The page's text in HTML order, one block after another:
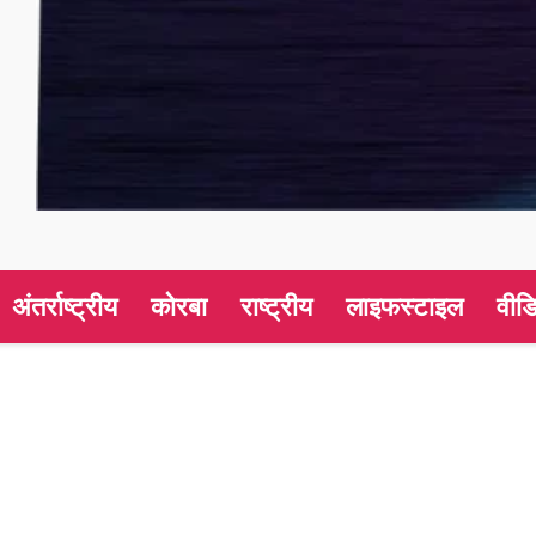
अंतर्राष्ट्रीय कोरबा राष्ट्रीय लाइफस्टाइल